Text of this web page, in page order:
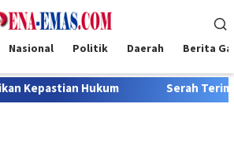
Nasional Politik Daerah Berita
Serah Terima Jabatan Sekda Kabupaten